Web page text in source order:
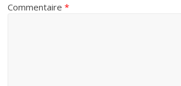
Commentaire*